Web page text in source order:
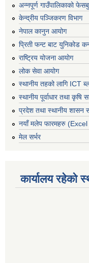
अन्नपूर्ण गाउँपालिकाको
केन्द्रीय पञ्जिकरण विभाग
नेपाल कानुन आयोग
प्रिती फन्ट बाट युनिकोड
राष्ट्रिय योजना आयोग
लोक सेवा आयोग
स्थानीय तहको लागि ICT
स्थानीय पूर्वाधार तथा कृषि
प्रदेश तथा स्थानीय शासन
नयाँ मलेप फारमहरु
मेल सर्भर
कार्यालय रहेको